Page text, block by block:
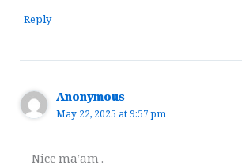
Reply
Anonymous
May 22, 2025 at 9:57 pm
Nice ma’am .